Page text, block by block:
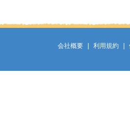
会社概要 利用規約